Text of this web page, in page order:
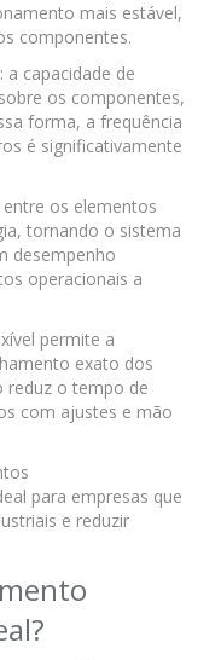
mais estável,
componentes.
a capacidade de
os componentes,
forma, a frequência
é significativamente
os elementos
tornando o sistema
desempenho
operacionais a
permite a
exato dos
reduz o tempo de
com ajustes e mão
para empresas que
e reduzir